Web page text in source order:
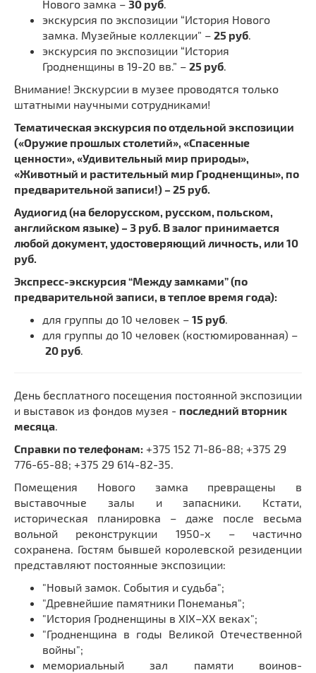
Нового замка – 30 руб.
экскурсия по экспозиции “История Нового
замка. Музейные коллекции” – 25 руб.
экскурсия по экспозиции “История
Гродненщины в 19-20 вв.” – 25 руб.
Внимание! Экскурсии в музее проводятся только
штатными научными сотрудниками!
Тематическая экскурсия по отдельной экспозиции
(«Оружие прошлых столетий», «Спасенные
ценности», «Удивительный мир природы»,
«Животный и растительный мир Гродненщины», по
предварительной записи!) – 25 руб.
Аудиогид (на белорусском, русском, польском,
английском языке) – 3 руб. В залог принимается
любой документ, удостоверяющий личность, или 10
руб.
Экспресс-экскурсия “Между замками” (по
предварительной записи, в теплое время года):
для группы до 10 человек – 15 руб.
для группы до 10 человек (костюмированная) –
20 руб.
День бесплатного посещения постоянной экспозиции
и выставок из фондов музея - последний вторник
месяца.
Справки по телефонам: +375 152 71-86-88; +375 29
776-65-88; +375 29 614-82-35.
Помещения Нового замка превращены в
выставочные залы и запасники. Кстати,
историческая планировка – даже после весьма
вольной реконструкции 1950-х – частично
сохранена. Гостям бывшей королевской резиденции
представляют постоянные экспозиции:
"Новый замок. События и судьба";
"Древнейшие памятники Понеманья";
"История Гродненщины в XIX–XX веках";
"Гродненщина в годы Великой Отечественной
войны";
мемориальный зал памяти воинов-